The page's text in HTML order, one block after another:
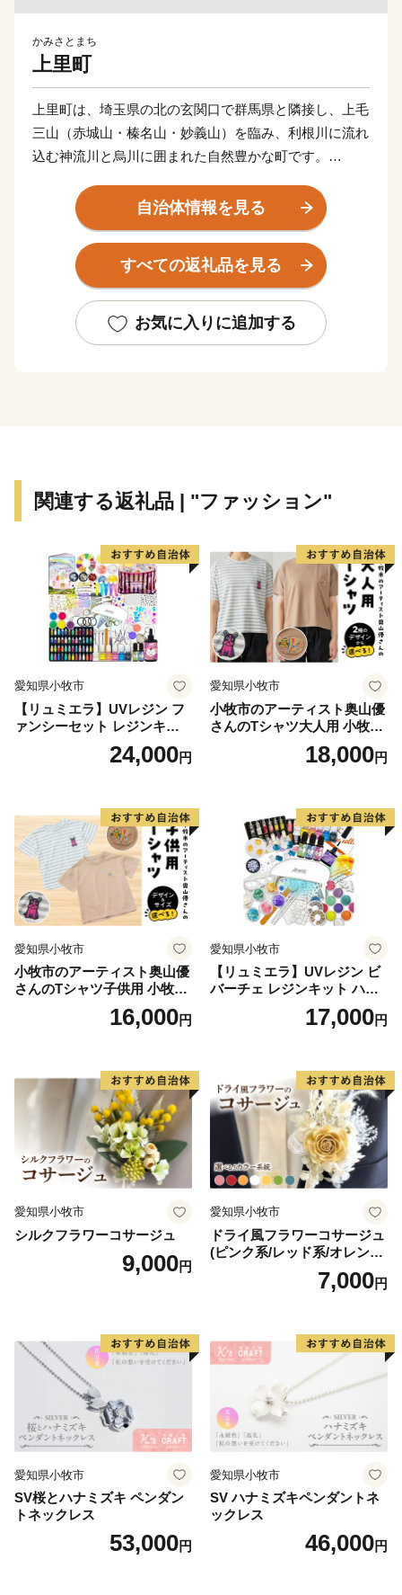
かみさとまち
上里町
上里町は、埼玉県の北の玄関口で群馬県と隣接し、上毛
三山（赤城山・榛名山・妙義山）を臨み、利根川に流れ
込む神流川と烏川に囲まれた自然豊かな町です。
また、JR高崎線神保原駅や、国道17号線・254号線が
あり、交通も非常に便利な場所で、首都圏へのベッドタ
ウンとしても住宅街が形成されてきました。平成27年に
は関越自動車道上里スマートインターが開通し、アクセ
返礼品を通じて「上里町の良さ」を感じていただき、
自治体情報を見る
すべての返礼品を見る
お気に入りに追加する
関連する返礼品 | "ファッション"
愛知県小牧市
【リュミエラ】UVレジン フ
ァンシーセット レジンキッ
ト ハンドメイド レジンクラ
フト アクセサリーキット 手
24,000円
愛知県小牧市
小牧市のアーティスト奥山優
さんのTシャツ大人用 小牧市
18,000円
愛知県小牧市
小牧市のアーティスト奥山優
さんのTシャツ子供用 小牧市
16,000円
愛知県小牧市
【リュミエラ】UVレジン ビ
バーチェ レジンキット ハン
ドメイド レジンクラフト ア
クセサリーキット 手作り セ
17,000円
愛知県小牧市
シルクフラワーコサージュ
9,000円
愛知県小牧市
ドライ風フラワーコサージュ
(ピンク系/レッド系/オレンジ
系/ホワイト系/イエロー系/グ
リーン系/ブルー系）7,000円
愛知県小牧市
SV桜とハナミズキ ペンダン
トネックレス
53,000円
愛知県小牧市
SV ハナミズキペンダントネ
ックレス
46,000円